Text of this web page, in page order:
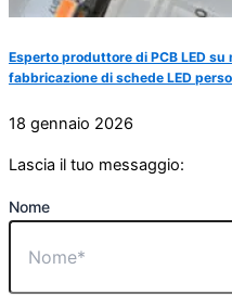
Esperto produttore di PCB LED
fabbricazione di schede LED
18 gennaio 2026
Lascia il tuo messaggio:
Nome